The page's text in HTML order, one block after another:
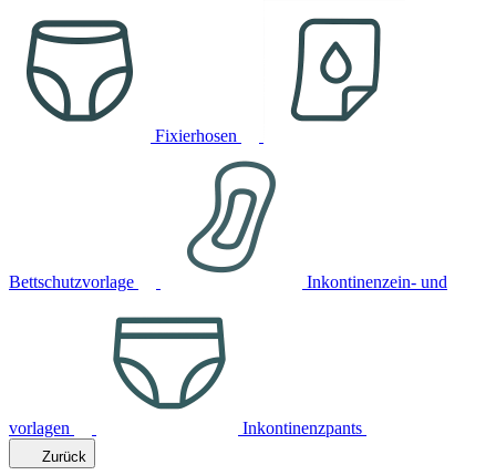
Fixierhosen
Bettschutzvorlage Inkontinenzein- und
vorlagen Inkontinenzpants
Zurück